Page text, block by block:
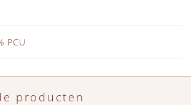
PCU
producten